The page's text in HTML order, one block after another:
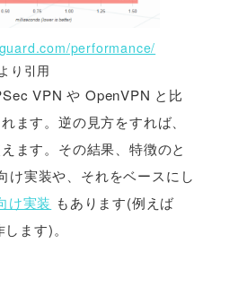
performance/
り引用
VPN や OpenVPN と比
ます。逆の見方をすれば、
ます。その結果、特徴のと
け実装や、それをベースにし
け実装 もあります(例えば
ます)。